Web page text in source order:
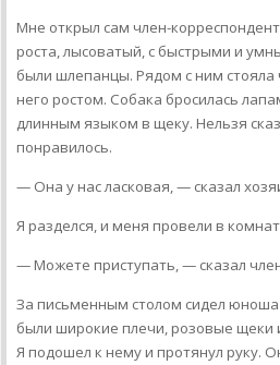
Мне открыл сам член-
роста, лысоватый, с быстрыми и
были шлепанцы. Рядом с ним стояла
него ростом. Собака бросилась
длинным языком в щеку. Нельзя
понравилось.
— Она у нас ласковая, — сказал
Я разделся, и меня провели в
— Можете приступать, — сказал
За письменным столом сидел юноша
были широкие плечи, розовые щеки
Я подошел к нему и протянул руку.